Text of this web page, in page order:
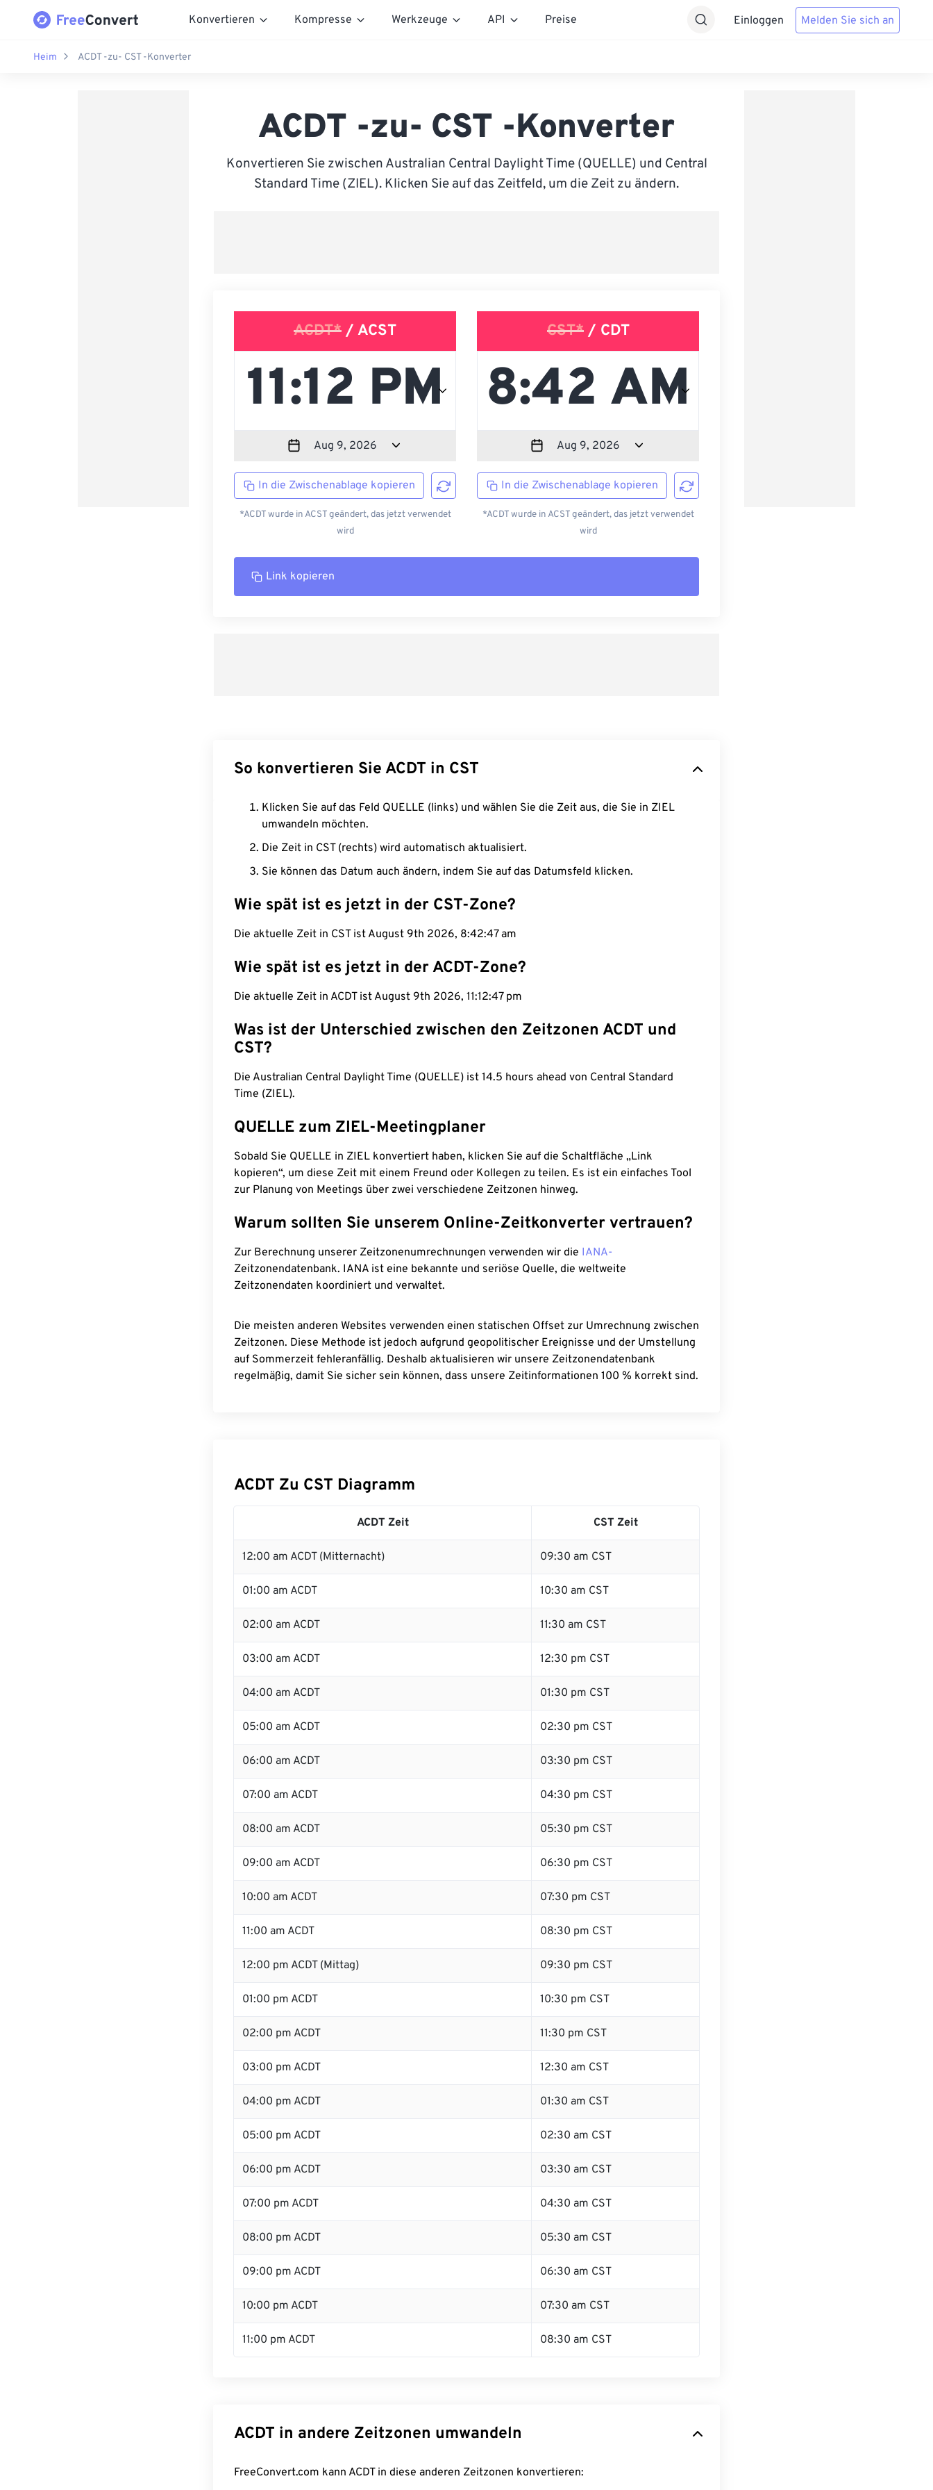
Konvertieren Kompresse Werkzeuge API Preise Einloggen Melden Sie sich an
Heim ACDT -zu- CST -Konverter
ACDT -zu- CST -Konverter
Konvertieren Sie zwischen Australian Central Daylight Time (QUELLE) und Central
Standard Time (ZIEL). Klicken Sie auf das Zeitfeld, um die Zeit zu ändern.
ACDT* / ACST
In die Zwischenablage kopieren
*ACDT wurde in ACST geändert, das jetzt verwendet
wird
CST*/ CDT
In die Zwischenablage kopieren
*ACDT wurde in ACST geändert, das jetzt verwendet
wird
Link kopieren
So konvertieren Sie ACDT in CST
Klicken Sie auf das Feld QUELLE (links) und wählen Sie die Zeit aus, die Sie in ZIEL
umwandeln möchten.
Die Zeit in CST (rechts) wird automatisch aktualisiert.
Sie können das Datum auch ändern, indem Sie auf das Datumsfeld klicken.
Wie spät ist es jetzt in der CST-Zone?
Die aktuelle Zeit in CST ist August 9th 2026, 8:42:48 am
Wie spät ist es jetzt in der ACDT-Zone?
Die aktuelle Zeit in ACDT ist August 9th 2026, 11:12:48 pm
Was ist der Unterschied zwischen den Zeitzonen ACDT und
CST?
Die Australian Central Daylight Time (QUELLE) ist 14.5 hours ahead von Central Standard
Time (ZIEL).
QUELLE zum ZIEL-Meetingplaner
Sobald Sie QUELLE in ZIEL konvertiert haben, klicken Sie auf die Schaltfläche „Link
kopieren“, um diese Zeit mit einem Freund oder Kollegen zu teilen. Es ist ein einfaches Tool
zur Planung von Meetings über zwei verschiedene Zeitzonen hinweg.
Warum sollten Sie unserem Online-Zeitkonverter vertrauen?
Zur Berechnung unserer Zeitzonenumrechnungen verwenden wir die IANA-
Zeitzonendatenbank. IANA ist eine bekannte und seriöse Quelle, die weltweite
Zeitzonendaten koordiniert und verwaltet.
Die meisten anderen Websites verwenden einen statischen Offset zur Umrechnung zwischen
Zeitzonen. Diese Methode ist jedoch aufgrund geopolitischer Ereignisse und der Umstellung
auf Sommerzeit fehleranfällig. Deshalb aktualisieren wir unsere Zeitzonendatenbank
regelmäßig, damit Sie sicher sein können, dass unsere Zeitinformationen 100 % korrekt sind.
ACDT Zu CST Diagramm
ACDT Zeit CST Zeit
12:00 am ACDT (Mitternacht) 09:30 am CST
01:00 am ACDT 10:30 am CST
02:00 am ACDT 11:30 am CST
03:00 am ACDT 12:30 pm CST
04:00 am ACDT 01:30 pm CST
05:00 am ACDT 02:30 pm CST
06:00 am ACDT 03:30 pm CST
07:00 am ACDT 04:30 pm CST
08:00 am ACDT 05:30 pm CST
09:00 am ACDT 06:30 pm CST
10:00 am ACDT 07:30 pm CST
11:00 am ACDT 08:30 pm CST
12:00 pm ACDT (Mittag) 09:30 pm CST
01:00 pm ACDT 10:30 pm CST
02:00 pm ACDT 11:30 pm CST
03:00 pm ACDT 12:30 am CST
04:00 pm ACDT 01:30 am CST
05:00 pm ACDT 02:30 am CST
06:00 pm ACDT 03:30 am CST
07:00 pm ACDT 04:30 am CST
08:00 pm ACDT 05:30 am CST
09:00 pm ACDT 06:30 am CST
10:00 pm ACDT 07:30 am CST
11:00 pm ACDT 08:30 am CST
ACDT in andere Zeitzonen umwandeln
FreeConvert.com kann ACDT in diese anderen Zeitzonen konvertieren: